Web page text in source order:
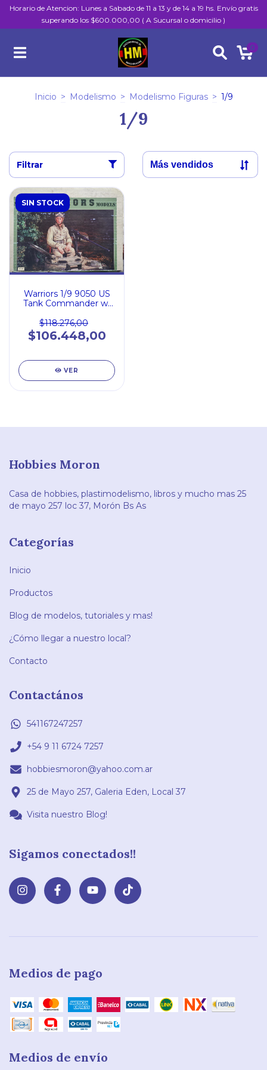
Horario de Atencion: Lunes a Sabado de 11 a 13 y de 14 a 19 hs. Envío gratis
superando los $600.000,00 ( A Sucursal o domicilio )
0
Inicio > Modelismo > Modelismo Figuras > 1/9
1/9
Filtrar
SIN STOCK
Warriors 1/9 9050 US
Tank Commander w/
Cupola
$118.276,00
$106.448,00
VER
Hobbies Moron
Casa de hobbies, plastimodelismo, libros y mucho mas 25
de mayo 257 loc 37, Morón Bs As
Categorías
Inicio
Productos
Blog de modelos, tutoriales y mas!
¿Cómo llegar a nuestro local?
Contacto
Contactános
541167247257
+54 9 11 6724 7257
hobbiesmoron@yahoo.com.ar
25 de Mayo 257, Galeria Eden, Local 37
Visita nuestro Blog!
Sigamos conectados!!
Medios de pago
Medios de envío